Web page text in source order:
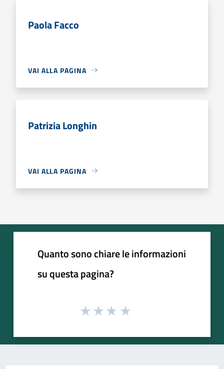
Paola Facco
VAI ALLA PAGINA
Patrizia Longhin
VAI ALLA PAGINA
Quanto sono chiare le informazioni
su questa pagina?